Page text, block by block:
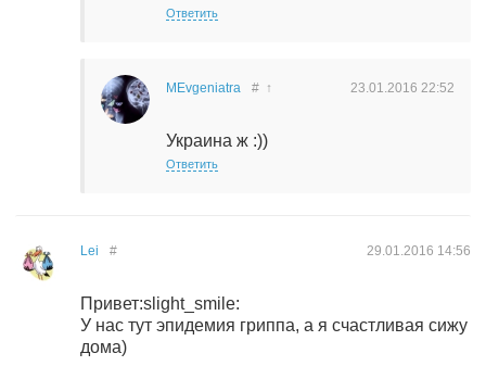
Ответить
MEvgeniatra 23.01.2016 22:52
# ↑
Украина ж :))
Ответить
Lei 29.01.2016 14:56
#
Привет:slight_smile:
У нас тут эпидемия гриппа, а я счастливая сижу
дома)